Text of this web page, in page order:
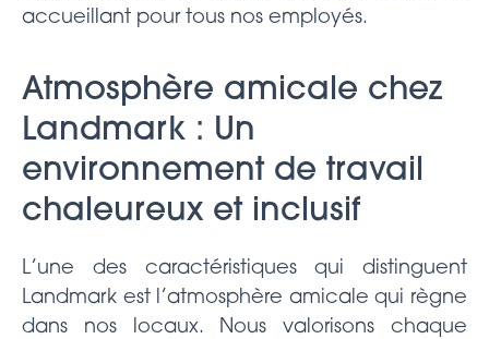
accueillant pour tous nos employés.
Atmosphère amicale chez
Landmark : Un
environnement de travail
chaleureux et inclusif
L’une des caractéristiques qui distinguent
Landmark est l’atmosphère amicale qui règne
dans nos locaux. Nous valorisons chaque